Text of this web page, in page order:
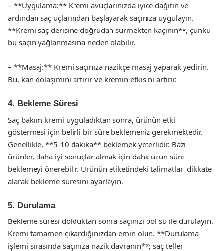
– **Uygulama:** Kremi avuçlarınızda iyice dağıtın ve
ardından saç uçlarından başlayarak saçınıza uygulayın.
**Kremi saç derisine doğrudan sürmekten kaçının**, çünkü
bu saçın yağlanmasına neden olabilir.
– **Masaj:** Kremi saçınıza nazikçe masaj yaparak yedirin.
Bu, kan dolaşımını artırır ve kremin etkisini artırır.
4. Bekleme Süresi
Saç bakım kremi uyguladıktan sonra, ürünün etki
göstermesi için belirli bir süre beklemeniz gerekmektedir.
Genellikle, **5-10 dakika** beklemek yeterlidir. Bazı
ürünler, daha iyi sonuçlar almak için daha uzun süre
beklemeyi önerebilir. Ürünün etiketindeki talimatları dikkate
alarak bekleme süresini ayarlayın.
5. Durulama
Bekleme süresi dolduktan sonra saçınızı bol su ile durulayın.
Kremi tamamen çıkardığınızdan emin olun. **Durulama
işlemi sırasında saçınıza nazik davranın**; saç telleri